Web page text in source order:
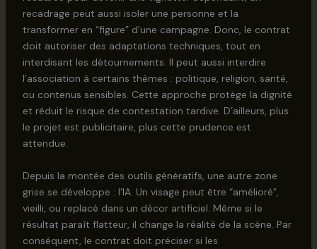
recadrage peut aussi isoler une personne et la
transformer en “figure” d’une campagne. Donc, le contrat
doit autoriser des adaptations techniques, tout en
interdisant les détournements. Il peut aussi interdire
l’association à certains thèmes : politique, religion, santé,
ou contenus sensibles. Cette approche protège la dignité
et réduit le risque de contestation tardive. D’ailleurs, plus
le projet est publicitaire, plus cette prudence est
attendue.
Depuis la montée des outils génératifs, une autre zone
grise se développe : l’IA. Un visage peut être “amélioré”,
vieilli, ou replacé dans un décor artificiel. Même si le
résultat paraît flatteur, il change la réalité de la scène. Par
conséquent, le contrat doit préciser si les